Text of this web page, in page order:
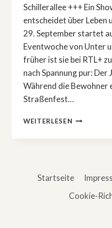
Schillerallee +++ Ein
entscheidet über Leben
29. September startet
Eventwoche von Unter
früher ist sie bei RTL+
nach Spannung pur:
Während die Bewohner
Straßenfest…
WEITERLESEN »UNTER
WENN
Startseite
Cookie-